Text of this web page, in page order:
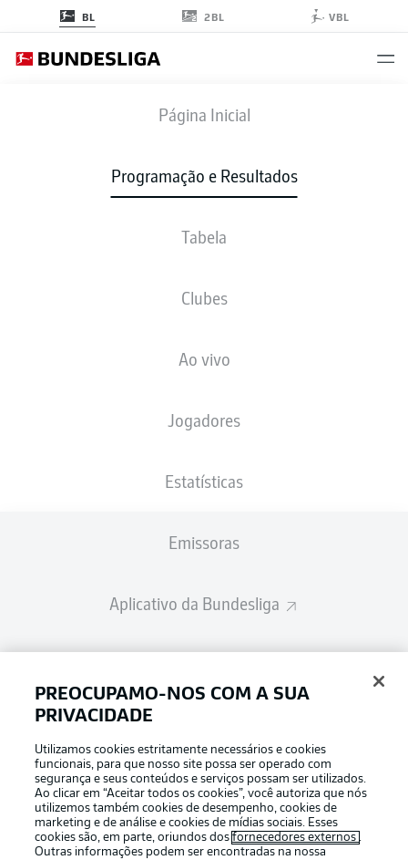
BL 2BL VBL
Página Inicial
Programação e Resultados
Tabela
Clubes
Ao vivo
Jogadores
Estatísticas
Emissoras
Aplicativo da Bundesliga
BUNDESLIGA-GROUP
Escolha seu idioma
Português Modo de visualização
FCH SGE
1 2
ESCALAÇÕES
PREOCUPAMO-NOS COM A SUA
PRIVACIDADE
Utilizamos cookies estritamente necessários e cookies
funcionais, para que nosso site possa ser operado com
segurança e seus conteúdos e serviços possam ser utilizados.
Ao clicar em “Aceitar todos os cookies”, você autoriza que nós
utilizemos também cookies de desempenho, cookies de
marketing e de análise e cookies de mídias sociais. Esses
cookies são, em parte, oriundos dosfornecedores externos .
Outras informações podem ser encontradas na nossa